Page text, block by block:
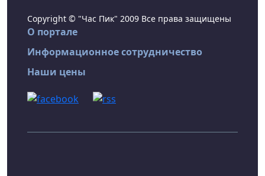
Copyright © "Час Пик" 2009 Все права защищены
О портале
Информационное сотрудничество
Наши цены